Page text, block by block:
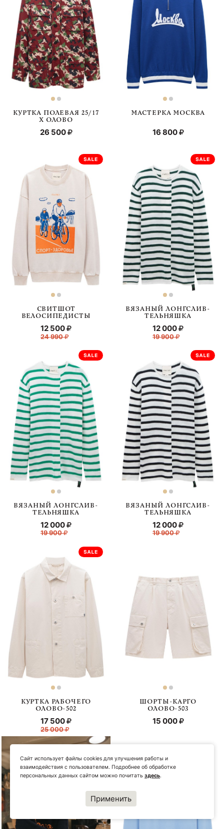
КУРТКА ПОЛЕВАЯ 25/17
Х ОЛОВО
26 500
МАСТЕРКА МОСКВА
16 800
СВИТШОТ
ВЕЛОСИПЕДИСТЫ
24 990
12 500
ВЯЗАНЫЙ ЛОНГСЛИВ-
ТЕЛЬНЯШКА
19 900
12 000
ВЯЗАНЫЙ ЛОНГСЛИВ-
ТЕЛЬНЯШКА
19 900
12 000
ВЯЗАНЫЙ ЛОНГСЛИВ-
ТЕЛЬНЯШКА
19 900
12 000
КУРТКА РАБОЧЕГО
ОЛОВО-502
25 000
17 500
ШОРТЫ-КАРГО
ОЛОВО-503
15 000
Сайт использует файлы cookies для улучшения работы и
взаимодействия с пользователем. Подробнее об обработке
персональных данных сайтом можно почитать здесь.
Применить